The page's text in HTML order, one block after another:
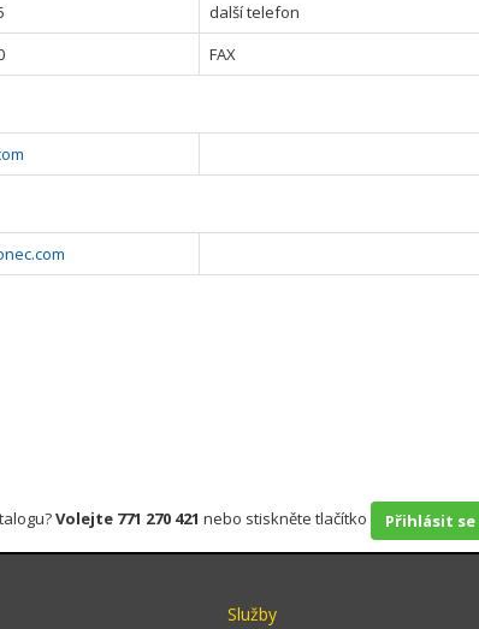
další telefon
FAX
Volejte 771 270 421 nebo stiskněte tlačítko Přihlásit
Služby